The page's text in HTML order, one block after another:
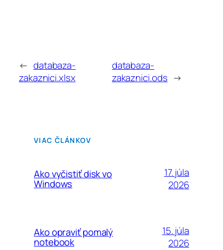
← databaza-
zakaznici.xlsx
databaza-
zakaznici.ods →
VIAC ČLÁNKOV
Ako vyčistiť disk vo
Windows
17. júla
2026
Ako opraviť pomalý
notebook
15. júla
2026